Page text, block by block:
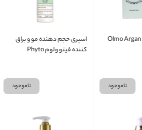
روغن آرگان اولمو Olmo Argan
ناموجود
اسپری حجم دهنده مو و براق
کننده فیتو ولوم Phyto
ناموجود